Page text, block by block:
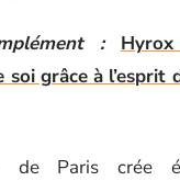
:
soi grâce à l’esprit
de Paris crée